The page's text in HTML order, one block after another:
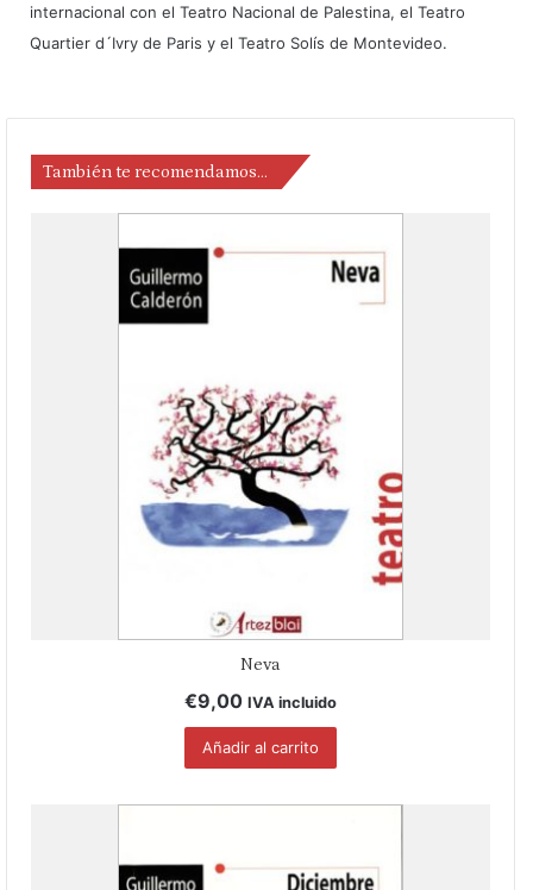
internacional con el Teatro Nacional de Palestina, el Teatro
Quartier d´Ivry de Paris y el Teatro Solís de Montevideo.
También te recomendamos…
Neva
€9,00 IVA incluido
Añadir al carrito